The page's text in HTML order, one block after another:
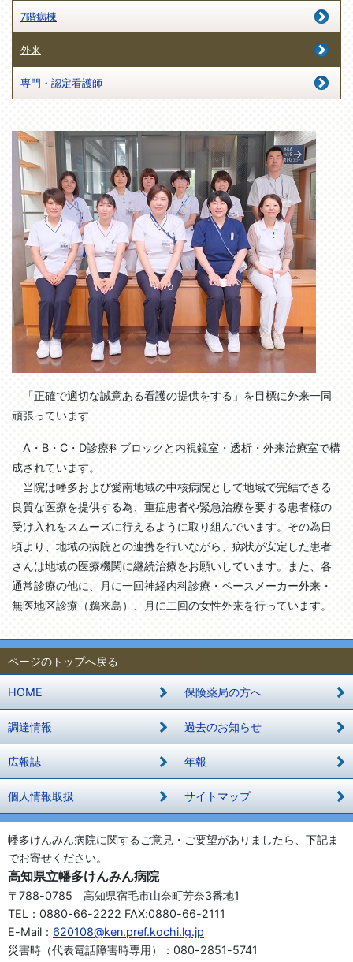
7階病棟
外来
専門・認定看護師
「正確で適切な誠意ある看護の提供をする」を目標に外来一同
頑張っています
A・B・C・D診療科ブロックと内視鏡室・透析・外来治療室で構
成されています。
当院は幡多および愛南地域の中核病院として地域で完結できる
良質な医療を提供する為、重症患者や緊急治療を要する患者様の
受け入れをスムーズに行えるように取り組んでいます。その為日
頃より、地域の病院との連携を行いながら、病状が安定した患者
さんは地域の医療機関に継続治療をお願いしています。また、各
通常診療の他に、月に一回神経内科診療・ペースメーカー外来・
無医地区診療（鵜来島）、月に二回の女性外来を行っています。
ページのトップへ戻る
HOME 保険薬局の方へ
調達情報 過去のお知らせ
広報誌 年報
個人情報取扱 サイトマップ
幡多けんみん病院に関するご意見・ご要望がありましたら、下記ま
でお寄せください。
高知県立幡多けんみん病院
〒788-0785 高知県宿毛市山奈町芳奈3番地1
TEL：0880-66-2222 FAX:0880-66-2111
E-Mail： 620108@ken.pref.kochi.lg.jp
災害時（代表電話障害時専用）：080-2851-5741